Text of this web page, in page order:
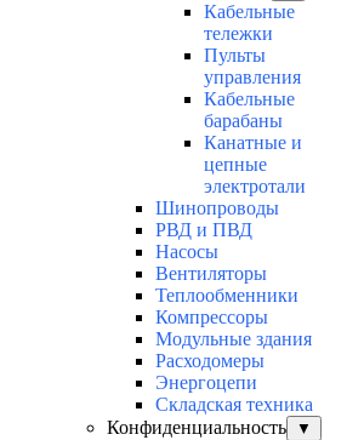
Кабельные
тележки
Пульты
управления
Кабельные
барабаны
Канатные и
цепные
электротали
Шинопроводы
РВД и ПВД
Насосы
Вентиляторы
Теплообменники
Компрессоры
Модульные здания
Расходомеры
Энергоцепи
Складская техника
Конфиденциальность
▼